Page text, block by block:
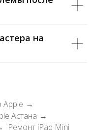
на
Apple →
Астана →
Ремонт iPad Mini